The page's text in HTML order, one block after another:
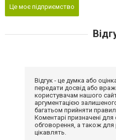
Це моє підприємство
Відгук - це думка або
передати досвід або
користувачам нашого
аргументацією
багатьом прийняти
Коментарі призначені для
обговорення, а також
цікавлять.